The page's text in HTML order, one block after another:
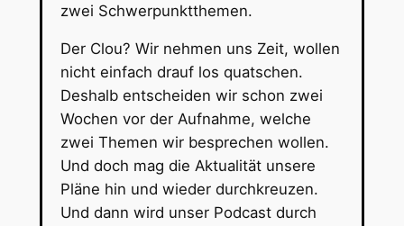
zwei Schwerpunktthemen.
Der Clou? Wir nehmen uns Zeit, wollen
nicht einfach drauf los quatschen.
Deshalb entscheiden wir schon zwei
Wochen vor der Aufnahme, welche
zwei Themen wir besprechen wollen.
Und doch mag die Aktualität unsere
Pläne hin und wieder durchkreuzen.
Und dann wird unser Podcast durch